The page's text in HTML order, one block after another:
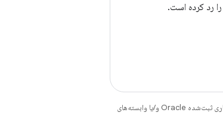
رد کرده است.
هستند. جاوا و OpenJDK علامت‌های تجاری یا علامت‌های تجاری ثبت‌شده Oracle و/یا وابسته‌های